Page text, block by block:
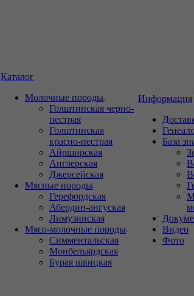
Каталог
Молочные породы
Голштинская черно-
пестрая
Голштинская
красно-пестрая
Айрширская
Англерская
Джерсейская
Мясные породы
Герефордская
Абердин-ангуская
Лимузинская
Мясо-молочные породы
Симментальская
Монбельярдская
Бурая швицкая
Информация
База
Видео
Фото